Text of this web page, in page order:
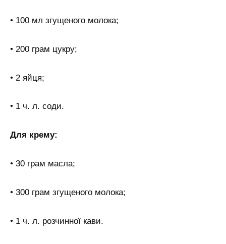
• 100 мл згущеного молока;
• 200 грам цукру;
• 2 яйця;
• 1 ч. л. соди.
Для крему:
• 30 грам масла;
• 300 грам згущеного молока;
• 1 ч. л. розчинної кави.